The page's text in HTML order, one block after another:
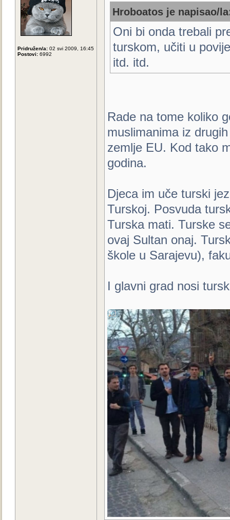
Pridružen/a: 02 svi 2009, 16:45
Postovi: 6992
Hroboatos je napisao/
Oni bi onda trebali
turskom, učiti u
itd. itd.
Rade na tome koliko
muslimanima iz
zemlje EU. Kod tako
godina.
Djeca im uče turski
Turskoj. Posvuda
Turska mati. Turske
ovaj Sultan onaj.
škole u Sarajevu),
I glavni grad nosi